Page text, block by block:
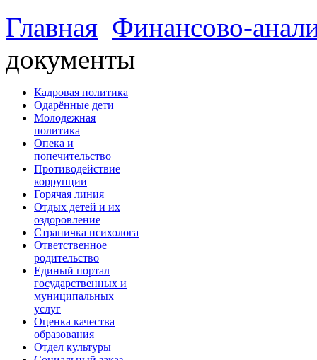
Главная Финансово-
документы
Кадровая политика
Одарённые дети
Молодежная
политика
Опека и
попечительство
Противодействие
коррупции
Горячая линия
Отдых детей и их
оздоровление
Страничка психолога
Ответственное
родительство
Единый портал
государственных и
муниципальных
услуг
Оценка качества
образования
Отдел культуры